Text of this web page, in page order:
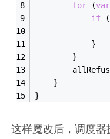
for (var
if (
            }
        }
    }
}
这样魔改后，调度